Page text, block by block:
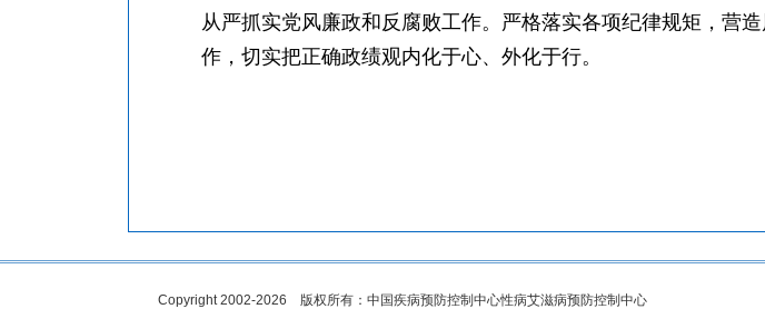
从严抓实党风廉政和反腐败工作。严格落实各项纪律规矩，营
作，切实把正确政绩观内化于心、外化于行。
Copyright 2002-2026 版权所有：中国疾病预防控制中心性病艾滋病预防控制中心